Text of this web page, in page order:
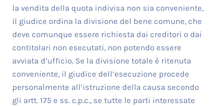
la vendita della quota indivisa non sia conveniente,
il giudice ordina la divisione del bene comune, che
deve comunque essere richiesta dai creditori o dai
contitolari non esecutati, non potendo essere
avviata d’ufficio. Se la divisione totale è ritenuta
conveniente, il giudice dell’esecuzione procede
personalmente all’istruzione della causa secondo
gli artt. 175 e ss. c.p.c., se tutte le parti interessate